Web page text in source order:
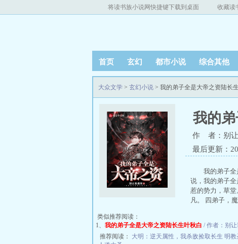
将读书族小说网快捷键下载到桌面 收藏读
首页 玄幻 都市小说 综合其他
大众文学 > 玄幻小说 > 我的弟子全是大帝之资陆长
我的
作 者：别让
最后更新：
我的弟子
说，我的弟子
惹的势力，草
凡。 四弟子，
类似推荐阅读：
1、 我的弟子全是大帝之资陆长生叶秋白 / 作者：别让
推荐阅读： 大明：逆天属性，我杀敌捡取长生 明教